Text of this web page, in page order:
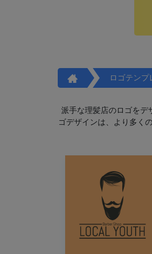
ロゴテンプ
派手な理髪店のロゴをデ
ゴデザインは、より多く